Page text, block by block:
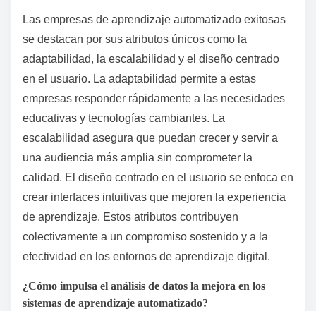
Las empresas de aprendizaje automatizado exitosas
se destacan por sus atributos únicos como la
adaptabilidad, la escalabilidad y el diseño centrado
en el usuario. La adaptabilidad permite a estas
empresas responder rápidamente a las necesidades
educativas y tecnologías cambiantes. La
escalabilidad asegura que puedan crecer y servir a
una audiencia más amplia sin comprometer la
calidad. El diseño centrado en el usuario se enfoca en
crear interfaces intuitivas que mejoren la experiencia
de aprendizaje. Estos atributos contribuyen
colectivamente a un compromiso sostenido y a la
efectividad en los entornos de aprendizaje digital.
¿Cómo impulsa el análisis de datos la mejora en los
sistemas de aprendizaje automatizado?